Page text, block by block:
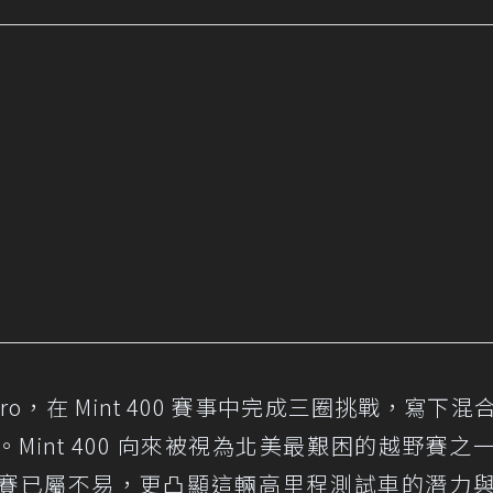
，在 Mint 400 賽事中完成三圈挑戰，寫下混
Mint 400 向來被視為北美最艱困的越野賽之
已屬不易，更凸顯這輛高里程測試車的潛力